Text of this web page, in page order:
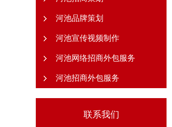
河池品牌策划
河池宣传视频制作
河池网络招商外包服务
河池招商外包服务
联系我们